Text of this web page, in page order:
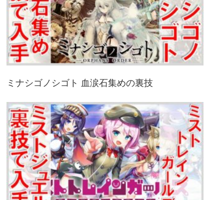
ミナシゴノシゴト 血涙石集めの裏技